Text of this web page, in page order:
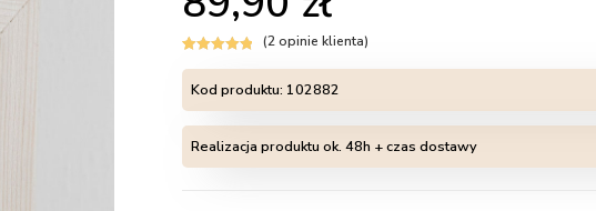
5.00
na 5 na
podstawie
ocen
klientów
(2opinie klienta)
Kod produktu: 102882
Realizacja produktu ok. 48h + czas dostawy